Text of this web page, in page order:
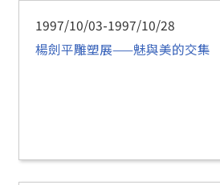
1997/10/03-1997/10/28
楊劍平雕塑展——魅與美的交集